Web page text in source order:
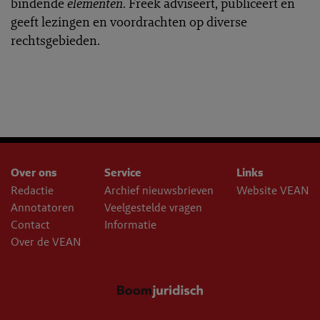
geeft lezingen en voordrachten op diverse
rechtsgebieden.
Over ons
Redactie
Annotatoren
Contact
Over de VEAN
Service
Archief nieuwsbrieven
Veelgestelde vragen
Informatie
Links
Website VEAN